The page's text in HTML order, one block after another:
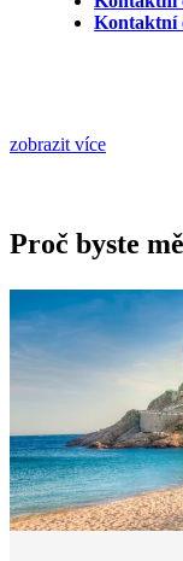
Kontaktní
zobrazit více
Proč byste